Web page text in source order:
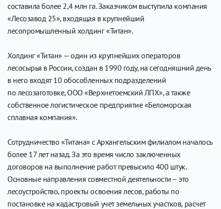
составила более 2,4 млн га. Заказчиком выступила компания
«Лесозавод 25», входящая в крупнейший
лесопромышленный холдинг «Титан».
Холдинг «Титан» — один из крупнейших операторов
лесосырья в России, создан в 1990 году, на сегодняшний день
в него входят 10 обособленных подразделений
по лесозаготовке, ООО «Верхнетоемский ЛПХ», а также
собственное логистическое предприятие «Беломорская
сплавная компания».
Сотрудничество «Титана» с Архангельским филиалом началось
более 17 лет назад. За это время число заключенных
договоров на выполнение работ превысило 400 штук.
Основные направления совместной деятельности – это
лесоустройство, проекты освоения лесов, работы по
постановке на кадастровый учет земельных участков, расчет